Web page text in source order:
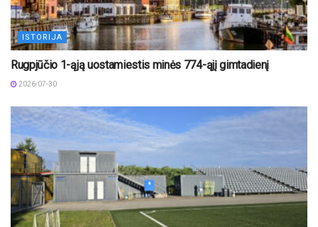
ISTORIJA
Rugpjūčio 1-ąją uostamiestis minės 774-ąjį gimtadienį
2026-07-30